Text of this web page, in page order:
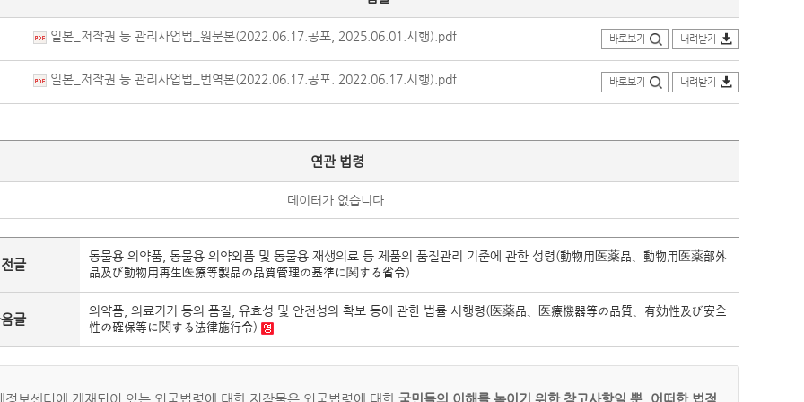
일본_저작권 등 관리사업법_원문본(2022.06.17.공포, 2025.06.01.시행).pdf 바로보기 내려받기
일본_저작권 등 관리사업법_번역본(2022.06.17.공포. 2022.06.17.시행).pdf 바로보기 내려받기
연관 법령
데이터가 없습니다.
글
동물용 의약품, 동물용 의약외품 및 동물용 재생의료 등 제품의 품질관리 기준에 관한 성령(動物用医薬品、動物用医薬部外
品及び動物用再生医療等製品の品質管理の基準に関する省令)
글
의약품, 의료기기 등의 품질, 유효성 및 안전성의 확보 등에 관한 법률 시행령(医薬品、医療機器等の品質、有効性及び安全
性の確保等に関する法律施行令)
정보센터에 게재되어 있는 외국법령에 대한 저작물은 외국법령에 대한 국민들의 이해를 높이기 위한 참고사항일 뿐, 어떠한 법적